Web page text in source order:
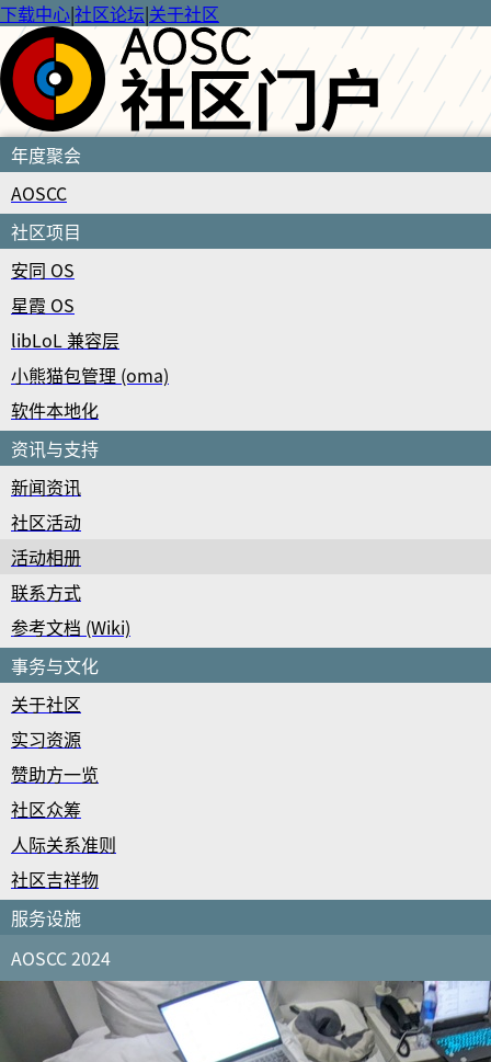
下载中心|社区论坛|关于社区
年度聚会
AOSCC
社区项目
安同 OS
星霞 OS
libLoL 兼容层
小熊猫包管理 (oma)
软件本地化
资讯与支持
新闻资讯
社区活动
活动相册
联系方式
参考文档 (Wiki)
事务与文化
关于社区
实习资源
赞助方一览
社区众筹
人际关系准则
社区吉祥物
服务设施
AOSCC 2024